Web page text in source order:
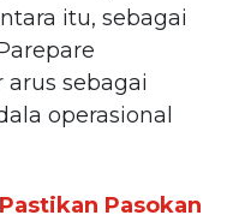
itu, sebagai
sebagai
operasional
Pasokan